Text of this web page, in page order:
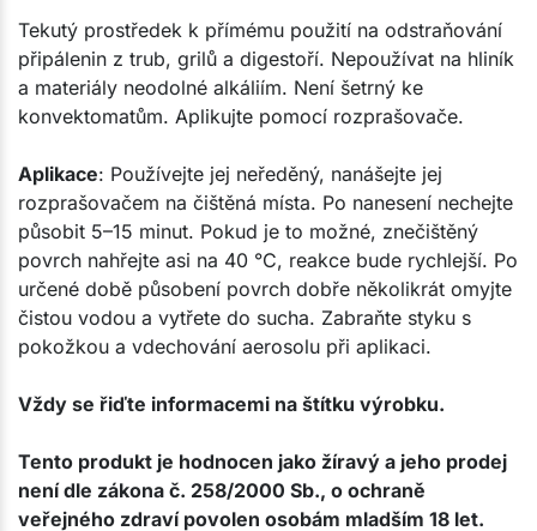
​Tekutý prostředek k přímému použití na odstraňování
připálenin z trub, grilů a digestoří. Nepoužívat na hliník
a materiály neodolné alkáliím. Není šetrný ke
konvektomatům. Aplikujte pomocí rozprašovače.
Aplikace: Používejte jej neředěný, nanášejte jej
rozprašovačem na čištěná místa. Po nanesení nechejte
působit 5–15 minut. Pokud je to možné, znečištěný
povrch nahřejte asi na 40 °C, reakce bude rychlejší. Po
určené době působení povrch dobře několikrát omyjte
čistou vodou a vytřete do sucha. Zabraňte styku s
pokožkou a vdechování aerosolu při aplikaci.
Vždy se řiďte informacemi na štítku výrobku.
Tento produkt je hodnocen jako žíravý a jeho prodej
není dle zákona č. 258/2000 Sb., o ochraně
veřejného zdraví povolen osobám mladším 18 let.